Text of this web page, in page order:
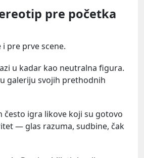
pre početka
pre prve scene.
u kadar kao neutralna figura.
galeriju svojih prethodnih
često igra likove koji su gotovo
— glas razuma, sudbine, čak